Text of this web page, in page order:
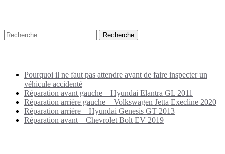
Pourquoi il ne faut pas attendre avant de faire inspecter un
véhicule accidenté
Réparation avant gauche – Hyundai Elantra GL 2011
Réparation arrière gauche – Volkswagen Jetta Execline 2020
Réparation arrière – Hyundai Genesis GT 2013
Réparation avant – Chevrolet Bolt EV 2019